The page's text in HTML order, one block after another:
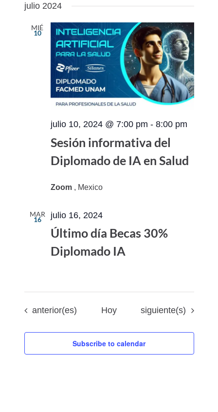
julio 2024
MIÉ
10
julio 10, 2024 @ 7:00 pm - 8:00 pm
Sesión informativa del
Diplomado de IA en Salud
Zoom , Mexico
MAR
16 julio 16, 2024
Último día Becas 30%
Diplomado IA
Eventos
anterior(es) Hoy Eventos
siguiente(s)
Subscribe to calendar